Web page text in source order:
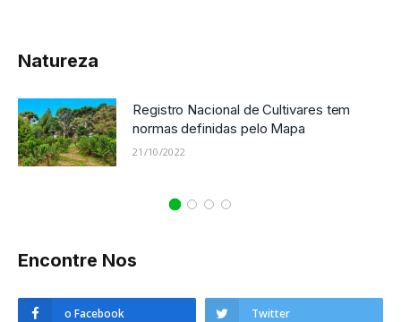
Natureza
Registro Nacional de Cultivares tem
normas definidas pelo Mapa
21/10/2022
Encontre Nos
o Facebook Twitter